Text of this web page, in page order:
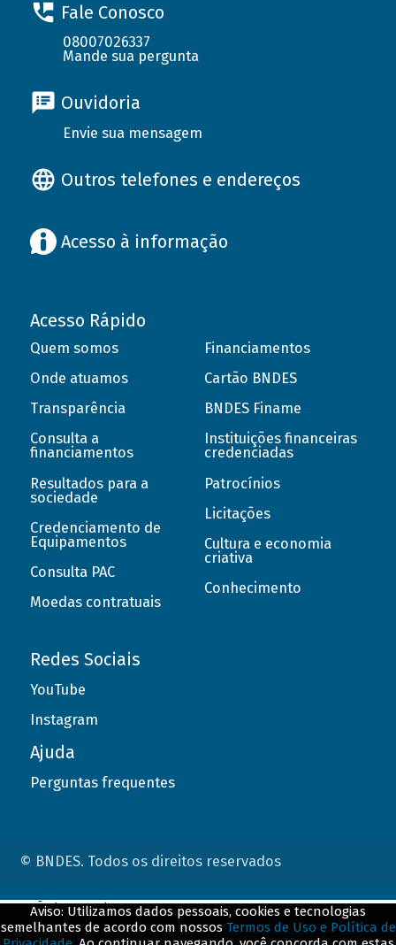
Fale Conosco
08007026337
Mande sua pergunta
Ouvidoria
Envie sua mensagem
Outros telefones e endereços
Acesso à informação
Acesso Rápido
Quem somos
Onde atuamos
Transparência
Consulta a
financiamentos
Resultados para a
sociedade
Credenciamento de
Equipamentos
Consulta PAC
Moedas contratuais
Financiamentos
Cartão BNDES
BNDES Finame
Instituições financeiras
credenciadas
Patrocínios
Licitações
Cultura e economia
criativa
Conhecimento
Redes Sociais
YouTube
Instagram
Ajuda
Perguntas frequentes
© BNDES. Todos os direitos reservados
Aviso: Utilizamos dados pessoais, cookies e tecnologias
semelhantes de acordo com nossos Termos de Uso e Política de
ConteÃºdo complementar
${title}${badge}